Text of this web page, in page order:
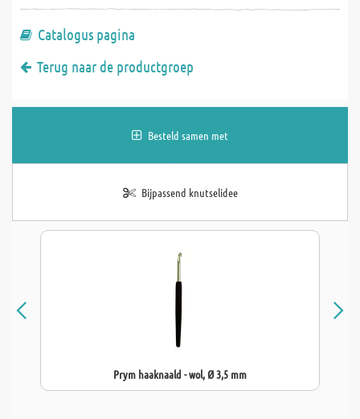
Catalogus pagina
Terug naar de productgroep
Besteld samen met
Bijpassend knutselidee
Prym haaknaald - wol, Ø 3,5 mm